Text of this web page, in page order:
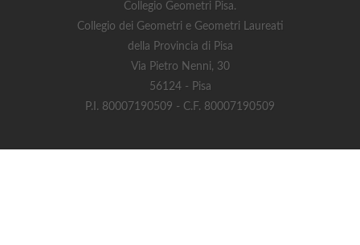
Collegio Geometri Pisa.
Collegio dei Geometri e Geometri Laureati
della Provincia di Pisa
Via Pietro Nenni, 30
56124 - Pisa
P.I. 80007190509 - C.F. 80007190509